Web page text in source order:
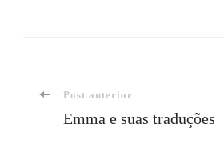
Navegação
Post anterior
Emma e suas traduções